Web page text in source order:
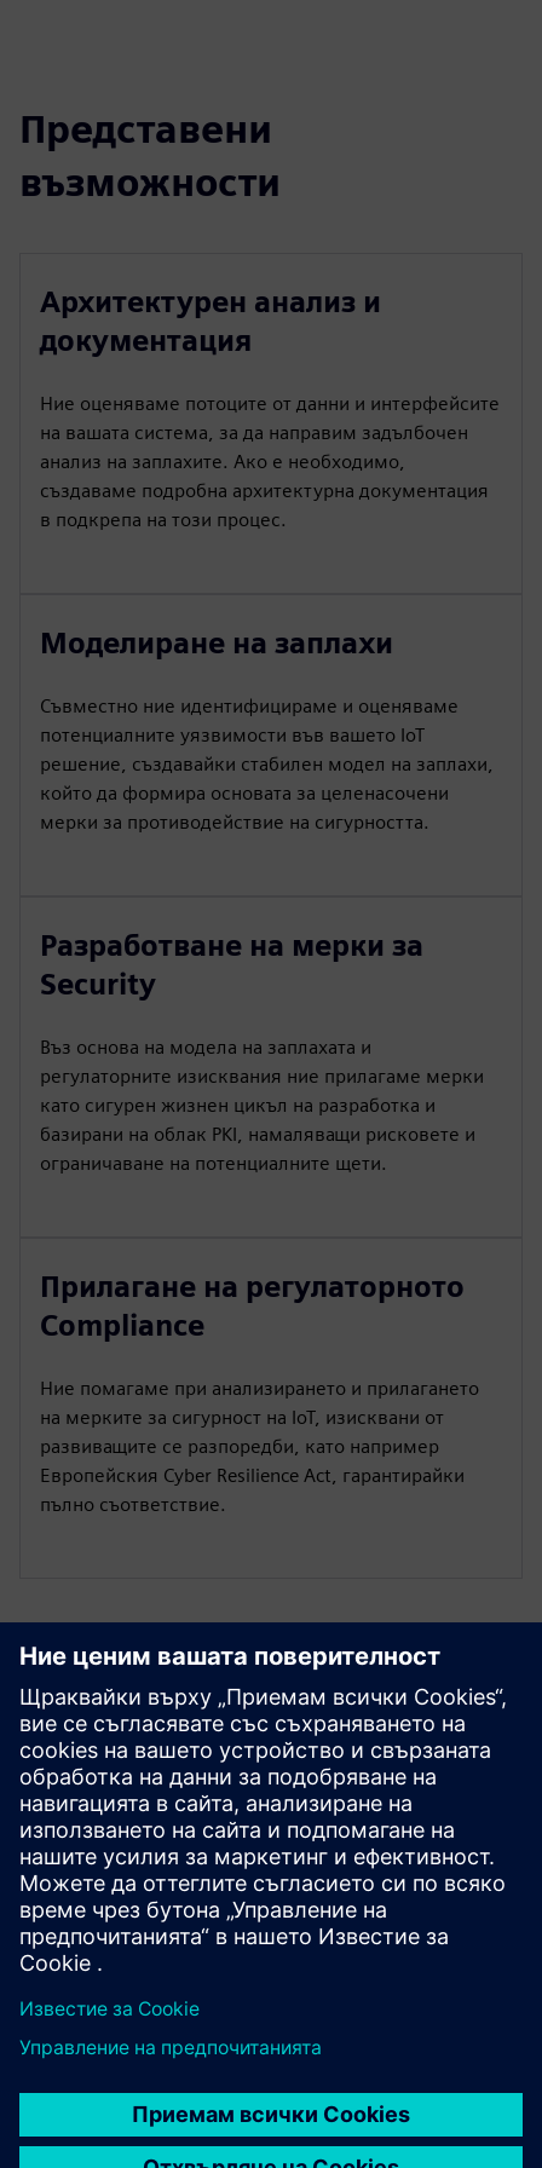
Представени
възможности
Архитектурен анализ и
документация
Ние оценяваме потоците от данни и интерфейсите
на вашата система, за да направим задълбочен
анализ на заплахите. Ако е необходимо,
създаваме подробна архитектурна документация
в подкрепа на този процес.
Моделиране на заплахи
Съвместно ние идентифицираме и оценяваме
потенциалните уязвимости във вашето IoT
решение, създавайки стабилен модел на заплахи,
който да формира основата за целенасочени
мерки за противодействие на сигурността.
Разработване на мерки за
Security
Въз основа на модела на заплахата и
регулаторните изисквания ние прилагаме мерки
като сигурен жизнен цикъл на разработка и
базирани на облак PKI, намаляващи рисковете и
ограничаване на потенциалните щети.
Прилагане на регулаторното
Compliance
Ние помагаме при анализирането и прилагането
на мерките за сигурност на IoT, изисквани от
развиващите се разпоредби, като например
Европейския Cyber Resilience Act, гарантирайки
пълно съответствие.
Разгледайте ресурси и
свързани продукти
Допълнителна информация и
ресурси
Случаи на употреба и потенциали